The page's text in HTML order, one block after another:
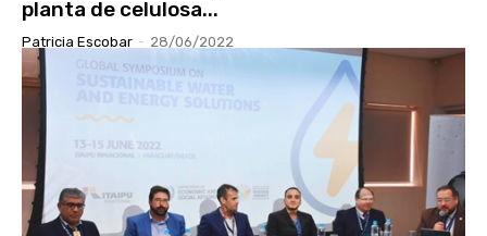
planta de celulosa...
Patricia Escobar - 28/06/2022